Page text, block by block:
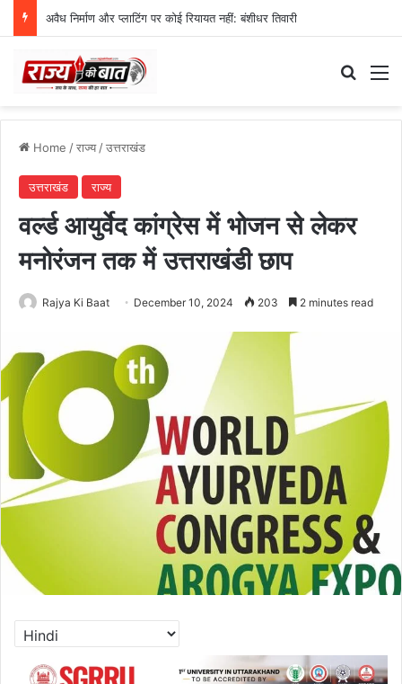
अवैध निर्माण और प्लाटिंग पर कोई रियायत नहीं: बंशीधर तिवारी
Home /राज्य/उत्तराखंड
उत्तराखंड राज्य
वर्ल्ड आयुर्वेद कांग्रेस में भोजन से लेकर
मनोरंजन तक में उत्तराखंडी छाप
Rajya Ki Baat December 10, 2024 203 2 minutes read